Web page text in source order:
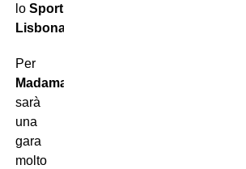
lo Sporting
Lisbona
Per
Madama
sarà
una
gara
molto